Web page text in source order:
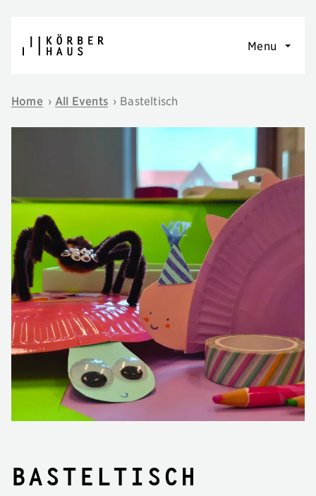
Menu
Home › All Events › Basteltisch
Basteltisch